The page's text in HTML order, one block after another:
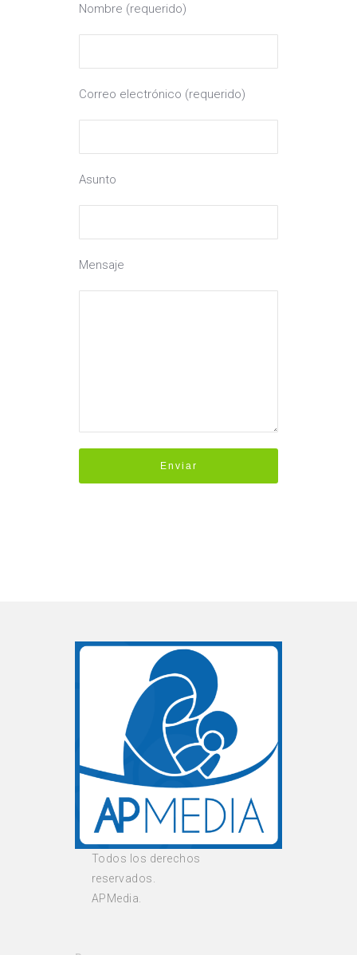
Nombre (requerido)
Correo electrónico (requerido)
Asunto
Mensaje
Todos los derechos
reservados.
APMedia.